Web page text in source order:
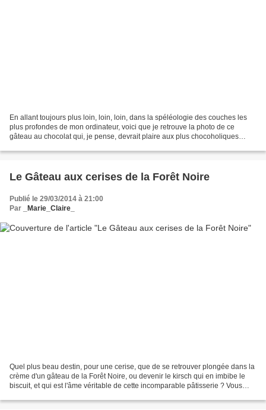
En allant toujours plus loin, loin, loin, dans la spéléologie des couches les
plus profondes de mon ordinateur, voici que je retrouve la photo de ce
gâteau au chocolat qui, je pense, devrait plaire aux plus chocoholiques
Le Gâteau aux cerises de la Forêt Noire
Publié le 29/03/2014 à 21:00
Par
_Marie_Claire_
Quel plus beau destin, pour une cerise, que de se retrouver plongée dans la
crème d'un gâteau de la Forêt Noire, ou devenir le kirsch qui en imbibe le
biscuit, et qui est l'âme véritable de cette incomparable pâtisserie ? Vous